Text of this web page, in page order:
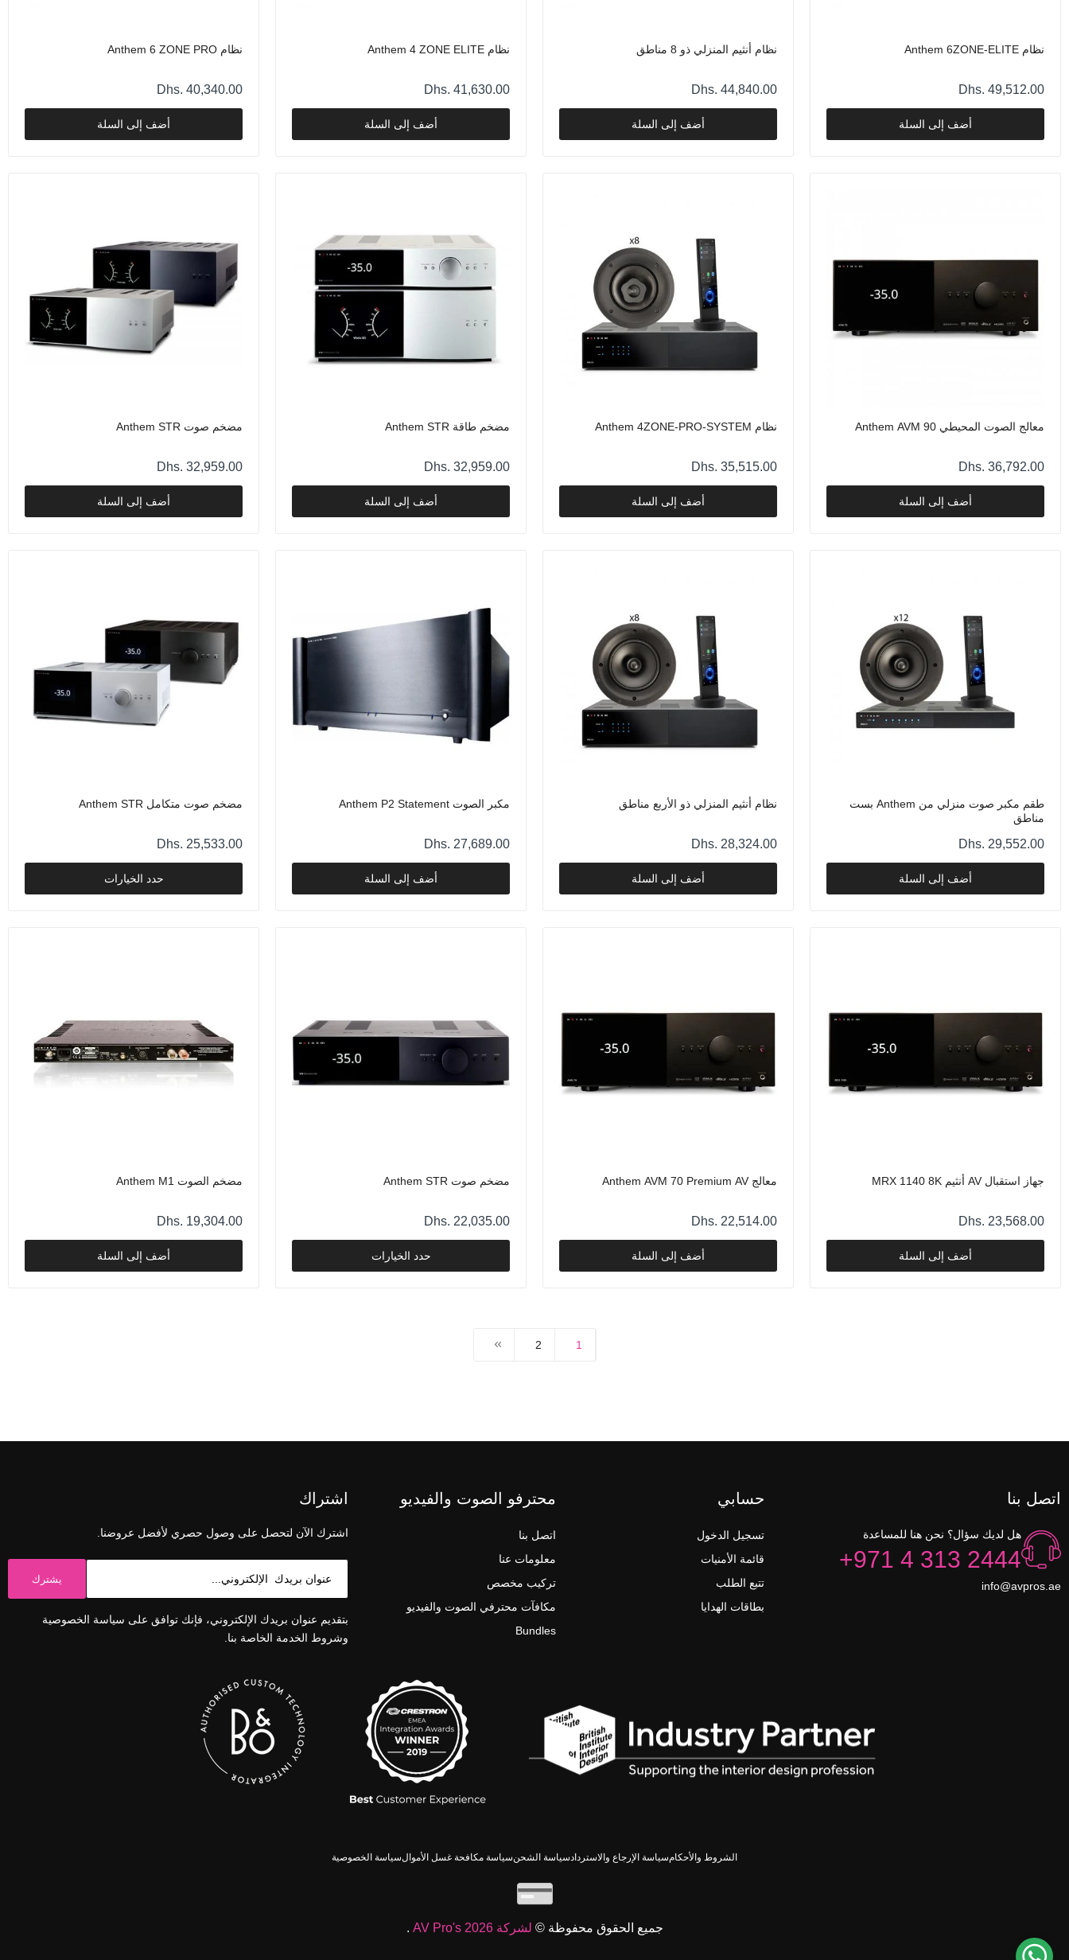
Dhs. 36,792.00
مضخم طاقة Anthem STR
Dhs. 32,959.00
Dhs. 32,959.00
طقم مكبر صوت منزلي من Anthem بست مناطق
نظام أنثيم المنزلي ذو الأربع مناطق
Dhs. 28,324.00
مكبر الصوت Anthem P2 Statement
Dhs. 27,689.00
Dhs. 22,514.00
Dhs. 19,304.00
نظام Anthem 6ZONE-ELITE
Dhs. 49,512.00
أضف إلى السلة
نظام أنثيم المنزلي ذو 8 مناطق
Dhs. 44,840.00
أضف إلى السلة
نظام Anthem 4 ZONE ELITE
Dhs. 41,630.00
أضف إلى السلة
نظام Anthem 6 ZONE PRO
Dhs. 40,340.00
أضف إلى السلة
معالج الصوت المحيطي Anthem AVM 90
Dhs. 36,792.00
أضف إلى السلة
نظام Anthem 4ZONE-PRO-SYSTEM
Dhs. 35,515.00
أضف إلى السلة
مضخم طاقة Anthem STR
Dhs. 32,959.00
أضف إلى السلة
مضخم صوت Anthem STR
Dhs. 32,959.00
أضف إلى السلة
طقم مكبر صوت منزلي من Anthem بست
مناطق
Dhs. 29,552.00
أضف إلى السلة
نظام أنثيم المنزلي ذو الأربع مناطق
Dhs. 28,324.00
أضف إلى السلة
مكبر الصوت Anthem P2 Statement
Dhs. 27,689.00
أضف إلى السلة
مضخم صوت متكامل Anthem STR
Dhs. 25,533.00
حدد الخيارات
جهاز استقبال AV أنثيم MRX 1140 8K
Dhs. 23,568.00
أضف إلى السلة
معالج Anthem AVM 70 Premium AV
Dhs. 22,514.00
أضف إلى السلة
مضخم صوت Anthem STR
Dhs. 22,035.00
حدد الخيارات
مضخم الصوت Anthem M1
Dhs. 19,304.00
أضف إلى السلة
1
2
اتصل بنا
هل لديك سؤال؟ نحن هنا للمساعدة
+971 4 313 2444
info@avpros.ae
حسابي
تسجيل الدخول
قائمة الأمنيات
تتبع الطلب
بطاقات الهدايا
محترفو الصوت والفيديو
اتصل بنا
معلومات عنا
تركيب مخصص
مكافآت محترفي الصوت والفيديو
Bundles
اشتراك
اشترك الآن لتحصل على وصول حصري لأفضل عروضنا.
يشترك
بتقديم عنوان بريدك الإلكتروني، فإنك توافق على سياسة الخصوصية
وشروط الخدمة الخاصة بنا.
الشروط والأحكامسياسة الإرجاع والاستردادسياسة الشحنسياسة مكافحة غسل الأموالسياسة الخصوصية
جميع الحقوق محفوظة © لشركة AV Pro's 2026 .